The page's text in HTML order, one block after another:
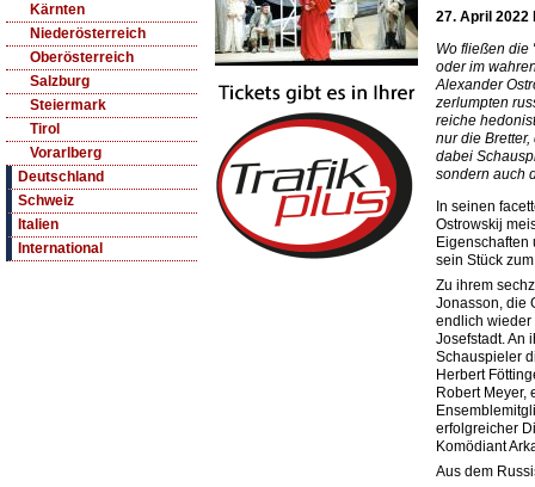
Kärnten
Niederösterreich
Oberösterreich
Salzburg
Steiermark
Tirol
Vorarlberg
Deutschland
Schweiz
Italien
International
27. April 2022
Wo fließen die
oder im
Alexander
zerlumpten
reiche
nur die
dabei
sondern auch
In seinen
Ostrowskij
sein Stück
Zu ihrem
Jonasson, die
endlich wieder
Josefstadt. An
Schauspieler
Herbert
Robert Meyer,
erfolgreicher
Komödiant
Aus dem